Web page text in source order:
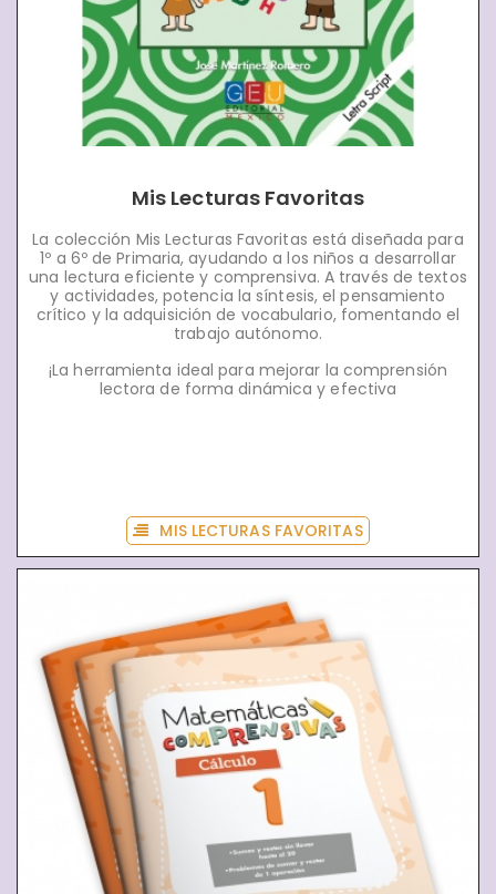
Mis Lecturas Favoritas
La colección Mis Lecturas Favoritas está diseñada para
1º a 6º de Primaria, ayudando a los niños a desarrollar
una lectura eficiente y comprensiva. A través de textos
y actividades, potencia la síntesis, el pensamiento
crítico y la adquisición de vocabulario, fomentando el
trabajo autónomo.
¡La herramienta ideal para mejorar la comprensión
lectora de forma dinámica y efectiva
MIS LECTURAS FAVORITAS